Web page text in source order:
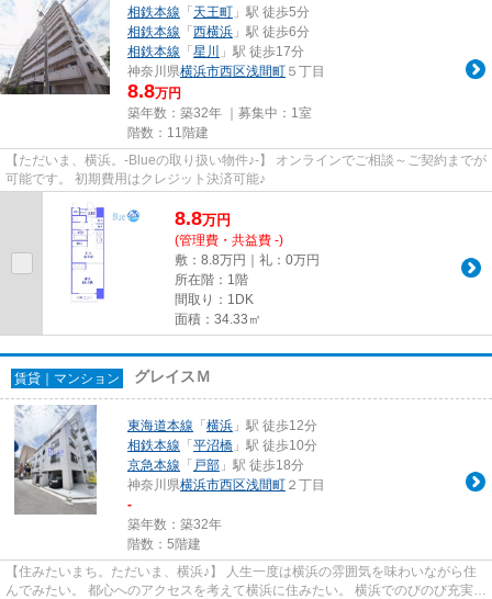
相鉄本線 「 天王町 」駅 徒歩5分
相鉄本線 「 西横浜 」駅 徒歩6分
相鉄本線 「 星川
」駅 徒歩17分
神奈川県横浜市西区浅間町 ５丁目
8.8万円
築年数：築32年 ｜募集中： 1室
階数：11階建
【ただいま、横浜。-Blueの取り扱い物件♪-】 オンラインでご相談～ご契約までが
可能です。 初期費用はクレジット決済可能♪
8.8万円
(管理費・共益費 -)
敷：8.8万円｜礼：0万円
所在階：1階
間取り：1DK
面積：34.33㎡
賃貸｜マンション グレイスＭ
東海道本線 「 横浜 」駅 徒歩12分
相鉄本線 「 平沼橋 」駅 徒歩10分
京急本線 「 戸部 」駅 徒歩18分
神奈川県横浜市西区浅間町 ２丁目
-
築年数：築32年
階数：5階建
【住みたいまち。ただいま、横浜♪】 人生一度は横浜の雰囲気を味わいながら住
んでみたい。 都心へのアクセスを考えて横浜に住みたい。 横浜でのびのび充実し